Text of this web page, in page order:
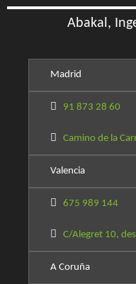
Abakal,
Madrid
91 873 28 60
Camino de la
Valencia
675 989 144
C/Alegret 10,
A Coruña